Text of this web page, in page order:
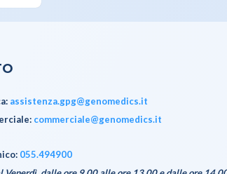
: assistenza.gpg@genomedics.it
: commerciale@genomedics.it
055.494900